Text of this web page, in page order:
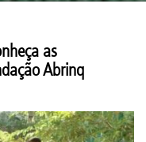
as
Abrinq